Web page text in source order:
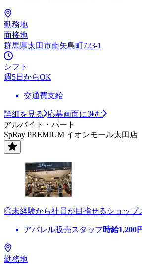
勤務地
面接地
群馬県太田市南矢島町723-1
シフト
週5日からOK
交通費支給
詳細を見る
応募画面に進む
アルバイト・パート
SpRay PREMIUM イオンモール太田店
◎未経験から社員が目指せるショップ
アパレル販売スタッフ 時給1,200
勤務地